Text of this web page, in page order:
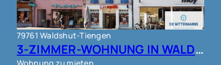
79761 Waldshut-Tiengen
3-ZIMMER-WOHNUNG IN WALDSHUT !!!